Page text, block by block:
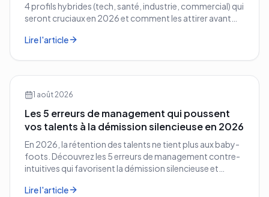
4 profils hybrides (tech, santé, industrie, commercial) qui
seront cruciaux en 2026 et comment les attirer avant
Lire l'article
1 août 2026
Les 5 erreurs de management qui poussent
vos talents à la démission silencieuse en 2026
En 2026, la rétention des talents ne tient plus aux baby-
foots. Découvrez les 5 erreurs de management contre-
intuitives qui favorisent la démission silencieuse et
Lire l'article